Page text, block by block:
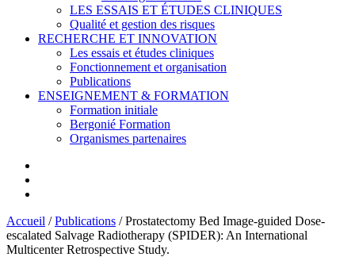
LES ESSAIS ET ÉTUDES CLINIQUES
Qualité et gestion des risques
RECHERCHE ET INNOVATION
Les essais et études cliniques
Fonctionnement et organisation
Publications
ENSEIGNEMENT & FORMATION
Formation initiale
Bergonié Formation
Organismes partenaires
Accueil /Publications /Prostatectomy Bed Image-guided Dose-
escalated Salvage Radiotherapy (SPIDER): An International
Multicenter Retrospective Study.